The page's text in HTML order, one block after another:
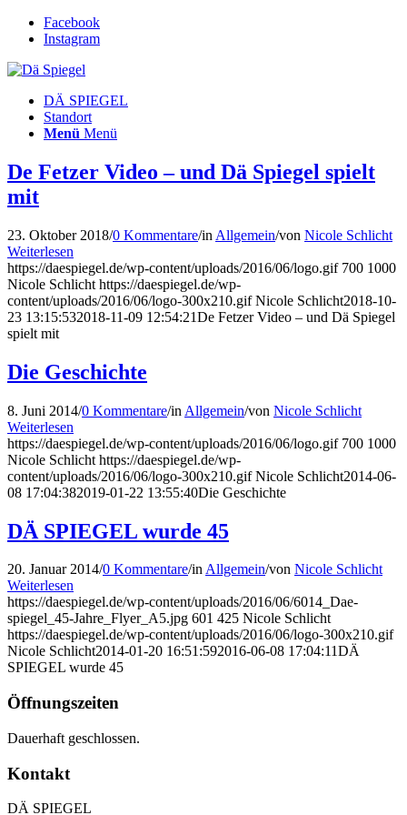
Facebook
Instagram
DÄ SPIEGEL
Standort
Menü Menü
De Fetzer Video – und Dä Spiegel spielt
mit
23. Oktober 2018/0 Kommentare/in Allgemein/von Nicole Schlicht
Weiterlesen
https://daespiegel.de/wp-content/uploads/2016/06/logo.gif 700 1000
Nicole Schlicht https://daespiegel.de/wp-
content/uploads/2016/06/logo-300x210.gif Nicole Schlicht2018-10-
23 13:15:532018-11-09 12:54:21De Fetzer Video – und Dä Spiegel
spielt mit
Die Geschichte
8. Juni 2014/0 Kommentare/in Allgemein/von Nicole Schlicht
Weiterlesen
https://daespiegel.de/wp-content/uploads/2016/06/logo.gif 700 1000
Nicole Schlicht https://daespiegel.de/wp-
content/uploads/2016/06/logo-300x210.gif Nicole Schlicht2014-06-
08 17:04:382019-01-22 13:55:40Die Geschichte
DÄ SPIEGEL wurde 45
20. Januar 2014/0 Kommentare/inAllgemein/von Nicole Schlicht
Weiterlesen
https://daespiegel.de/wp-content/uploads/2016/06/6014_Dae-
spiegel_45-Jahre_Flyer_A5.jpg 601 425 Nicole Schlicht
https://daespiegel.de/wp-content/uploads/2016/06/logo-300x210.gif
Nicole Schlicht2014-01-20 16:51:592016-06-08 17:04:11DÄ
SPIEGEL wurde 45
Öffnungszeiten
Dauerhaft geschlossen.
Kontakt
DÄ SPIEGEL